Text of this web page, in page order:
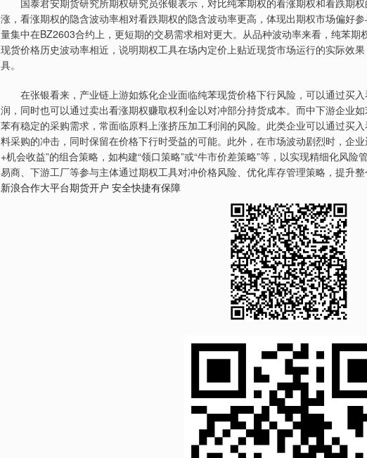
国泰君安期货研究所期权研究员张银表示，对比纯苯期权的看涨期权和看跌期权
涨，看涨期权的隐含波动率相对看跌期权的隐含波动率更高，体现出期权市场偏好
量集中在BZ2603合约上，更短期的交易需求相对更大。从品种波动率来看，纯苯
现货价格历史波动率相近，说明期权工具在场内定价上贴近现货市场运行的实际效
具。
在张银看来，产业链上游如炼化企业面临纯苯现货价格下行风险，可以通过买入
润，同时也可以通过卖出看涨期权赚取权利金以对冲部分持货成本。而中下游企业
苯有稳定的采购需求，常面临原料上涨挤压加工利润的风险。此类企业可以通过买
料采购的冲击，同时保留在价格下行时受益的可能。此外，在市场波动剧烈时，企
+机会收益”的组合策略，如构建“领口策略”或“牛市价差策略”等，以实现精细化风
易商、下游工厂等参与主体通过期权工具对冲价格风险、优化库存管理策略，提升整
新浪合作大平台期货开户 安全快捷有保障